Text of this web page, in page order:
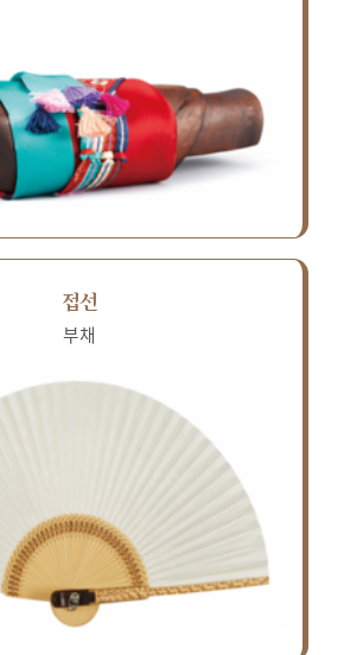
접선
부채